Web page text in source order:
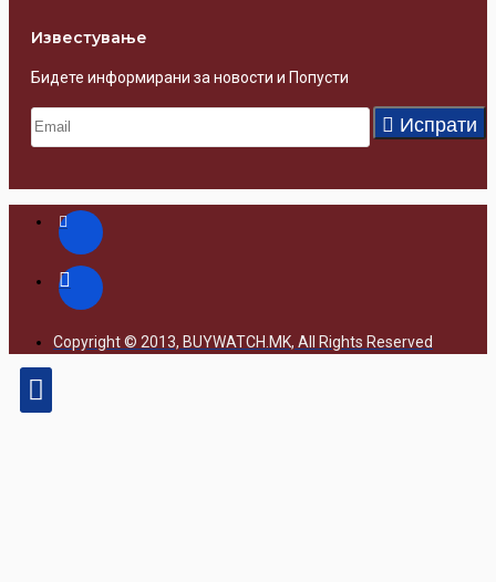
Известувањe
Бидете информирани за новости и Попусти
Испрати
Copyright © 2013, BUYWATCH.MK, All Rights Reserved